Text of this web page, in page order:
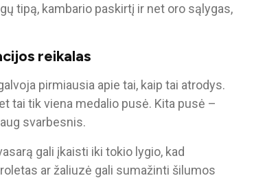
tipą, kambario paskirtį ir net oro sąlygas,
reikalas
pirmiausia apie tai, kaip tai atrodys.
tai tik viena medalio pusė. Kita pusė –
svarbesnis.
gali įkaisti iki tokio lygio, kad
ar žaliuzė gali sumažinti šilumos